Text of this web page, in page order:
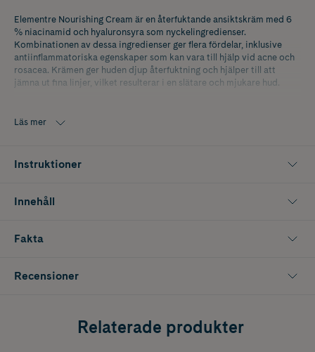
Elementre Nourishing Cream är en återfuktande ansiktskräm med 6
% niacinamid och hyaluronsyra som nyckelingredienser.
Kombinationen av dessa ingredienser ger flera fördelar, inklusive
antiinflammatoriska egenskaper som kan vara till hjälp vid acne och
rosacea. Krämen ger huden djup återfuktning och hjälper till att
jämna ut fina linjer, vilket resulterar i en slätare och mjukare hud.
för personer med rosacea och acnebenägen hud. Dess lätta och
Läs mer
Instruktioner
Innehåll
Fakta
Recensioner
Relaterade produkter